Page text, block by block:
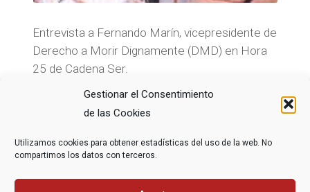
Gestionar el Consentimiento
de las Cookies
Utilizamos cookies para obtener estadísticas del uso de la web. No
compartimos los datos con terceros.
Entrevista a Fernando Marín, vicepresidente de
Derecho a Morir Dignamente (DMD) en Hora
25 de Cadena Ser.